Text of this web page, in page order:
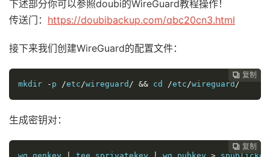
下述部分你可以参照doubi的WireGuard教程操作！
传送门： https://doubibackup.com/qbc20cn3.html
接下来我们创建WireGuard的配置文件：
 复制
 复制
 复制
 复制
 复制
 复制
 复制
 复制
 复制
 复制
 复制
 复制
mkdir
- p /etc/wireguard / && cd /etc/wireguard/
生成密钥对：
 复制
 复制
 复制
 复制
 复制
 复制
 复制
 复制
 复制
 复制
 复制